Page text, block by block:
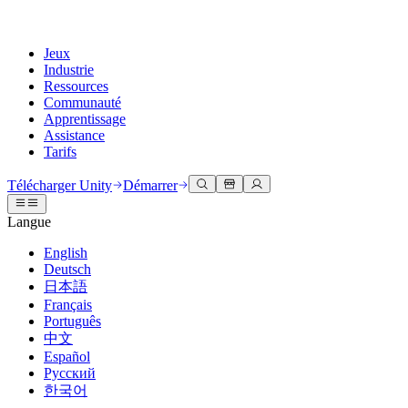
Jeux
Industrie
Ressources
Communauté
Apprentissage
Assistance
Tarifs
Moteur Unity
Créez des jeux 2D et 3D pour n'importe quelle plateforme
Collaboration
Collaborez et itérez rapidement avec votre équipe
Télécharger Unity
Offres et tarifs
Déployez
Multiplateforme
Collaboration 3D
Construisez et révisez des projets 3D en temps réel
Formation immersive
Entraînez-vous dans des environnements immersifs
Expériences client
Créez des expériences interactives 3D
Secteurs
Fabrication
Documentation
Outils de développement
Versions de publication et suivi des problèmes
Feuille de route
Examiner les fonctionnalités à venir
Glossaire
Discussions
Événements
Événements mondiaux et locaux
Histoires de la communauté
Made with Unity
Mise en avant des créateurs Unity
Unity Learn
Maîtrisez les compétences Unity gratuitement
Formation professionnelle
Améliorez votre équipe avec des formateurs Unity
Vous découvrez Unity ?
Démarrer
Démarrez votre apprentissage
Parcours essentiels Unity
Obtenir de l'aide
Vous aider à réussir avec Unity
Plans de succès
Atteignez vos objectifs plus rapidement avec un support expert
FAQ
Réponses aux questions courantes
Contactez-nous.
Connectez-vous avec notre équipe
Télécharger Unity Démarrer
Langue
English
Deutsch
日本語
Français
Português
中文
Español
Русский
한국어